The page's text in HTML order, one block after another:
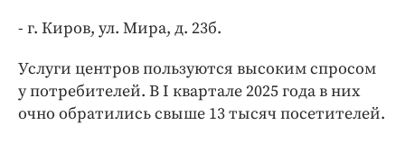
- г. Киров, ул. Мира, д. 23б.
Услуги центров пользуются высоким спросом
у потребителей. В I квартале 2025 года в них
очно обратились свыше 13 тысяч посетителей.